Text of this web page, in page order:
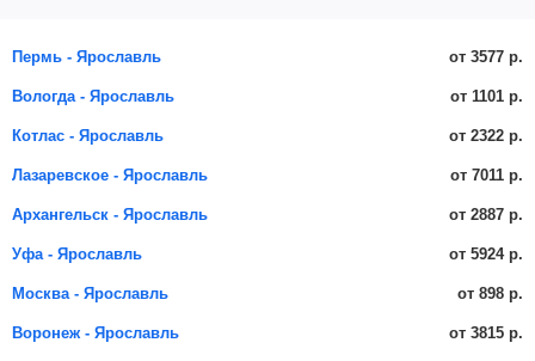
Пермь - Ярославль от 3577 р.
Вологда - Ярославль от 1101 р.
Котлас - Ярославль от 2322 р.
Лазаревское - Ярославль от 7011 р.
Архангельск - Ярославль от 2887 р.
Уфа - Ярославль от 5924 р.
Москва - Ярославль от 898 р.
Воронеж - Ярославль от 3815 р.